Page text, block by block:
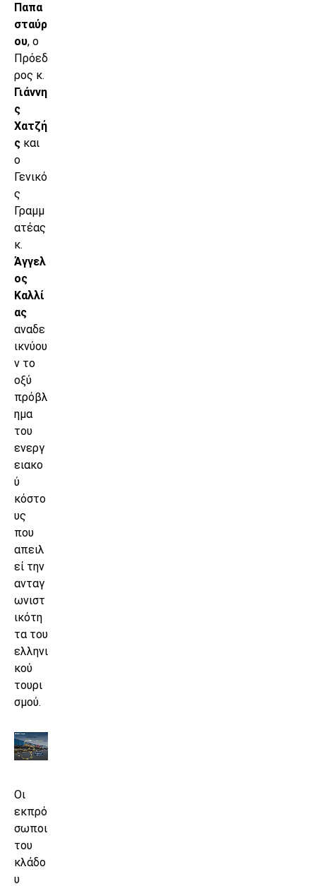
Παπα
σταύρ
ου, ο
Πρόεδ
ρος κ.
Γιάννη
ς
Χατζή
ς και
ο
Γενικό
ς
Γραμμ
ατέας
κ.
Άγγελ
ος
Καλλί
ας
αναδε
ικνύου
ν το
οξύ
πρόβλ
ημα
του
ενεργ
ειακο
ύ
κόστο
υς
που
απειλ
εί την
ανταγ
ωνιστ
ικότη
τα του
ελληνι
κού
τουρι
σμού.
Οι
εκπρό
σωποι
του
κλάδο
υ